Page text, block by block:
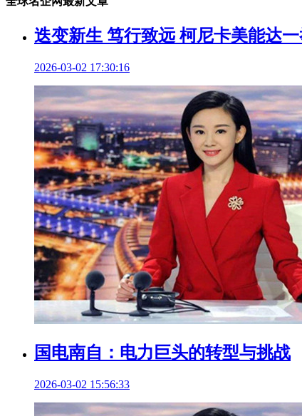
迭变新生 笃行致远 柯尼卡美能达
2026-03-02 17:30:16
国电南自：电力巨头的转型与挑战
2026-03-02 15:56:33